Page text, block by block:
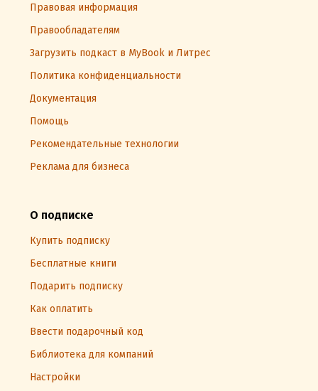
Правовая информация
Правообладателям
Загрузить подкаст в MyBook и Литрес
Политика конфиденциальности
Документация
Помощь
Рекомендательные технологии
Реклама для бизнеса
О подписке
Купить подписку
Бесплатные книги
Подарить подписку
Как оплатить
Ввести подарочный код
Библиотека для компаний
Настройки